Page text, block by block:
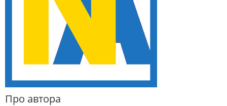
Про автора